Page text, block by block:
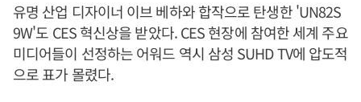
유명 산업 디자이너 이브 베하와 합작으로 탄생한 'UN82S
9W'도 CES 혁신상을 받았다. CES 현장에 참여한 세계 주요
미디어들이 선정하는 어워드 역시 삼성 SUHD TV에 압도적
으로 표가 몰렸다.